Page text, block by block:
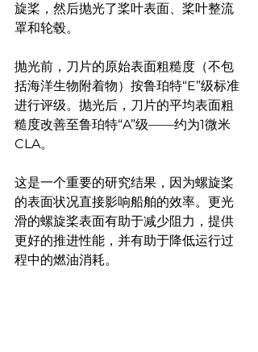
旋桨，然后抛光了桨叶表面、桨叶整流
罩和轮毂。
抛光前，刀片的原始表面粗糙度（不包
括海洋生物附着物）按鲁珀特“E”级标准
进行评级。抛光后，刀片的平均表面粗
糙度改善至鲁珀特“A”级——约为1微米
CLA。
这是一个重要的研究结果，因为螺旋桨
的表面状况直接影响船舶的效率。更光
滑的螺旋桨表面有助于减少阻力，提供
更好的推进性能，并有助于降低运行过
程中的燃油消耗。